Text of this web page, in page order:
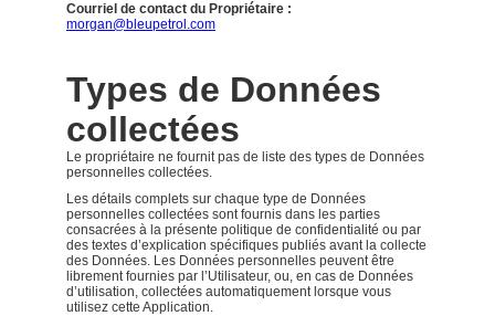
Courriel de contact du Propriétaire :
morgan@bleupetrol.com
Types de Données
collectées
Le propriétaire ne fournit pas de liste des types de Données
personnelles collectées.
Les détails complets sur chaque type de Données
personnelles collectées sont fournis dans les parties
consacrées à la présente politique de confidentialité ou par
des textes d’explication spécifiques publiés avant la collecte
des Données. Les Données personnelles peuvent être
librement fournies par l’Utilisateur, ou, en cas de Données
d’utilisation, collectées automatiquement lorsque vous
utilisez cette Application.